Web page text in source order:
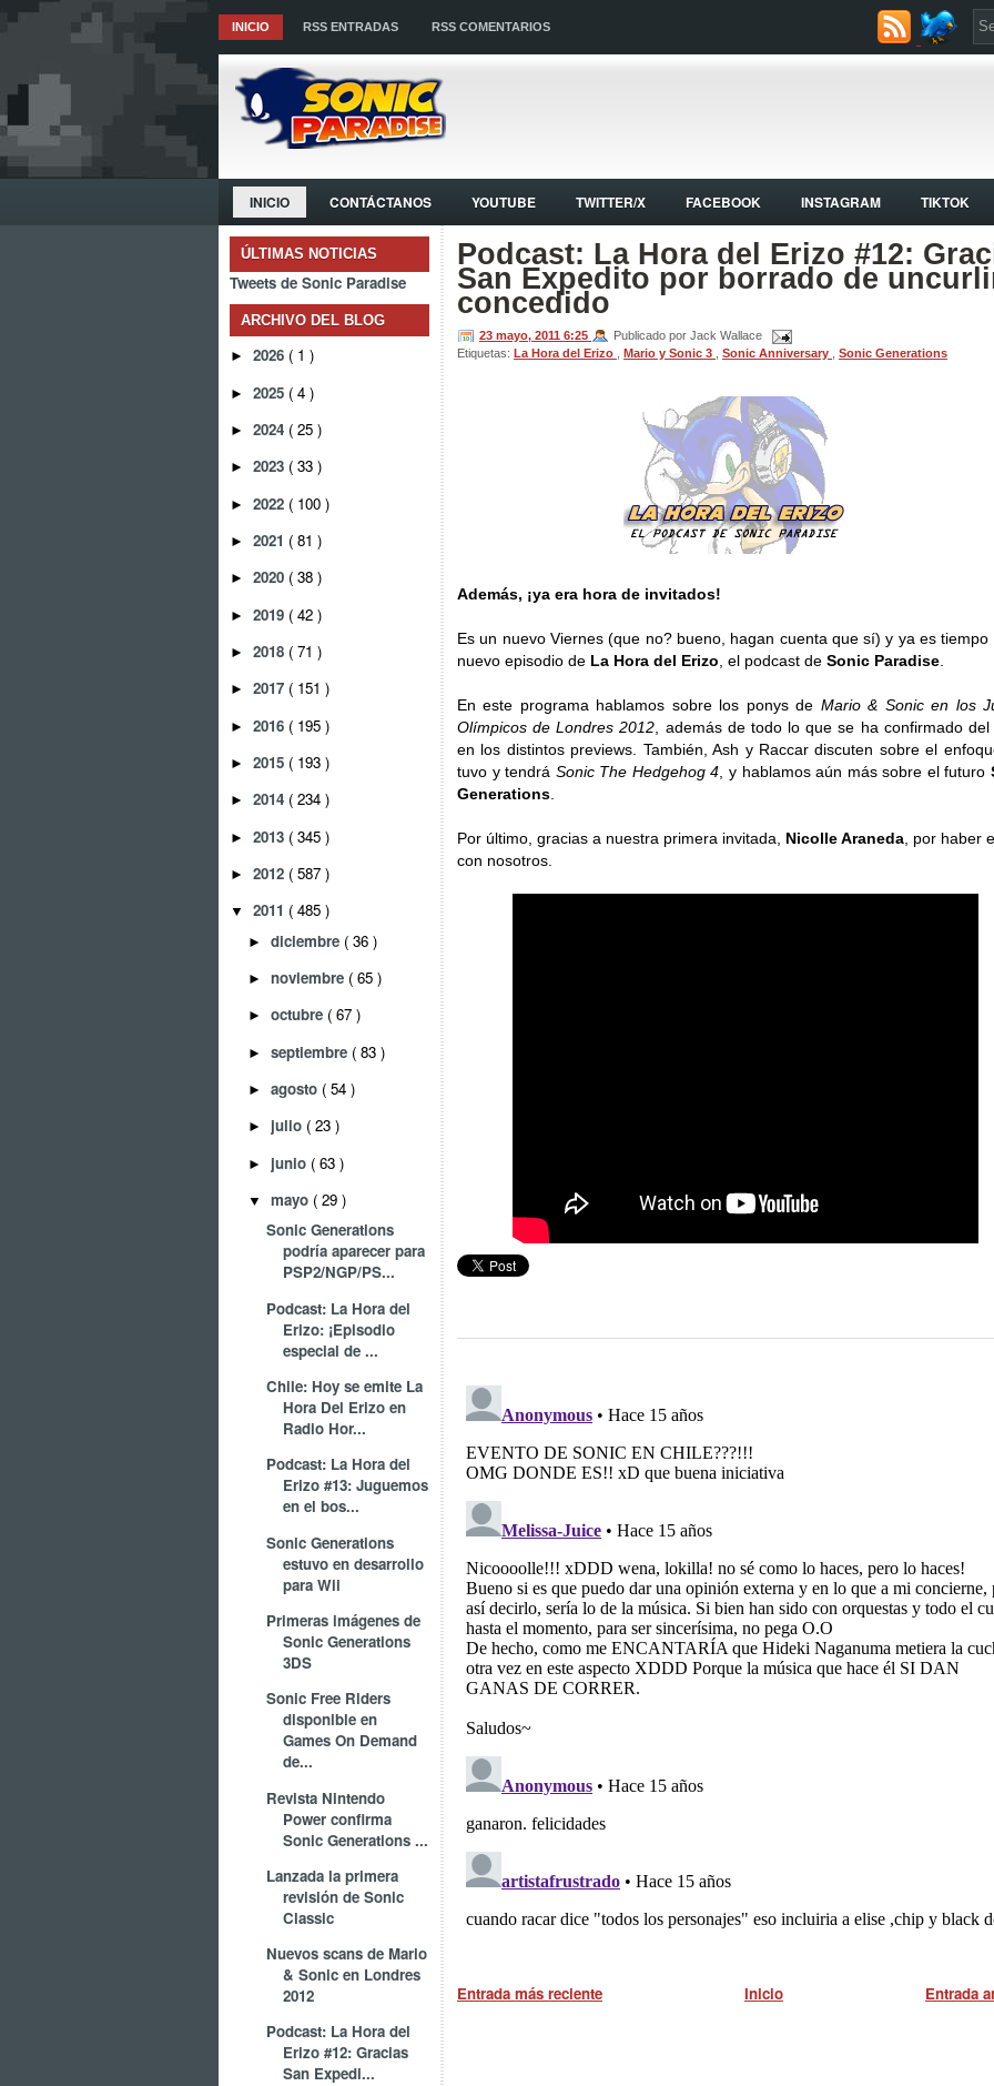
INICIO RSS ENTRADAS RSS COMENTARIOS
INICIO CONTÁCTANOS YOUTUBE TWITTER/X FACEBOOK INSTAGRAM TIKTOK
ÚLTIMAS NOTICIAS
Tweets de Sonic Paradise
ARCHIVO DEL BLOG
► 2026 ( 1 )
► 2025 ( 4 )
► 2024 ( 25 )
► 2023 ( 33 )
► 2022 ( 100 )
► 2021 ( 81 )
► 2020 ( 38 )
► 2019 ( 42 )
► 2018 ( 71 )
► 2017 ( 151 )
► 2016 ( 195 )
► 2015 ( 193 )
► 2014 ( 234 )
► 2013 ( 345 )
► 2012 ( 587 )
▼ 2011 ( 485 )
► diciembre ( 36 )
► noviembre ( 65 )
► octubre ( 67 )
► septiembre ( 83 )
► agosto ( 54 )
► julio ( 23 )
► junio ( 63 )
▼ mayo ( 29 )
Sonic Generations
podría aparecer para
PSP2/NGP/PS...
Podcast: La Hora del
Erizo: ¡Episodio
especial de ...
Chile: Hoy se emite La
Hora Del Erizo en
Radio Hor...
Podcast: La Hora del
Erizo #13: Juguemos
en el bos...
Sonic Generations
estuvo en desarrollo
para Wii
Primeras imágenes de
Sonic Generations
3DS
Sonic Free Riders
disponible en
Games On Demand
de...
Revista Nintendo
Power confirma
Sonic Generations ...
Lanzada la primera
revisión de Sonic
Classic
Nuevos scans de Mario
& Sonic en Londres
2012
Podcast: La Hora del
Erizo #12: Gracias
San Expedi...
Podcast: La Hora del Erizo #12:
San Expedito por borrado de
concedido
23 mayo, 2011 6:25
Publicado por Jack Wallace
Etiquetas: La Hora del Erizo Mario y Sonic 3 Sonic Anniversary Sonic Generations
Además, ¡ya era hora de invitados!
Es un nuevo Viernes (que no? bueno, hagan cuenta que sí) y ya es tiempo
nuevo episodio de La Hora del Erizo , el podcast de Sonic Paradise
En este programa hablamos sobre los ponys de Mario & Sonic en los
Olímpicos de Londres 2012 , además de todo lo que se ha confirmado del
en los distintos previews. También, Ash y Raccar discuten sobre el
tuvo y tendrá Sonic The Hedgehog 4 , y hablamos aún más sobre el futuro
Generations
Por último, gracias a nuestra primera invitada, Nicolle Araneda , por haber
con nosotros.
Entrada más reciente Entrada
Inicio